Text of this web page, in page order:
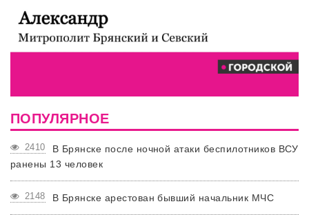
ПОПУЛЯРНОЕ
2410
В Брянске после ночной атаки беспилотников ВСУ
ранены 13 человек
2148 В Брянске арестован бывший начальник МЧС